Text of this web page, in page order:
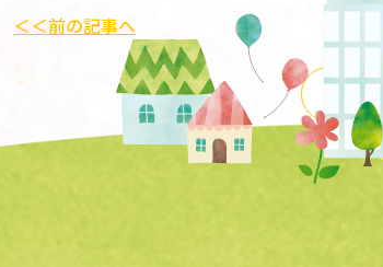
＜＜前の記事へ